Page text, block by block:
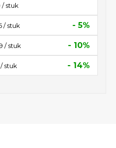
/ stuk
/ stuk - 5%
/ stuk - 10%
/ stuk - 14%